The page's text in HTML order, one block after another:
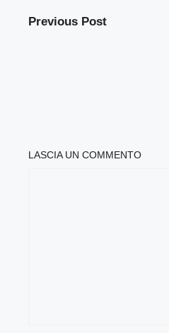
Previous Post
LASCIA UN COMMENTO